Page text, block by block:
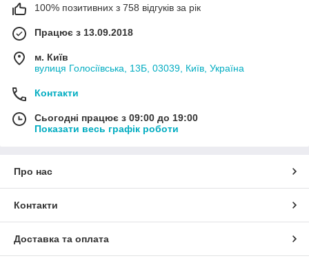
100% позитивних з 758 відгуків за рік
Працює з 13.09.2018
м. Київ
вулиця Голосіївська, 13Б, 03039, Київ, Україна
Контакти
Сьогодні працює з 09:00 до 19:00
Показати весь графік роботи
Про нас
Контакти
Доставка та оплата